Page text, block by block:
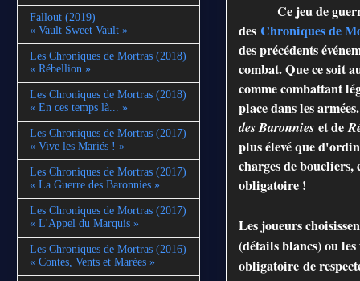
Ce jeu de
des Chroniques de
des précédents
combat. Que ce soit
comme combattant
place dans les
des Baronnies et de
plus élevé que
charges de
obligatoire !
Les joueurs
(détails blancs) ou
obligatoire de
Fallout (2019)
« Vault Sweet Vault »
Les Chroniques de Mortras (2018)
« Rébellion »
Les Chroniques de Mortras (2018)
« En ces temps là... »
Les Chroniques de Mortras (2017)
« Vive les Mariés ! »
Les Chroniques de Mortras (2017)
« La Guerre des Baronnies »
Les Chroniques de Mortras (2017)
« L'Appel du Marquis »
Les Chroniques de Mortras (2016)
« Contes, Vents et Marées »